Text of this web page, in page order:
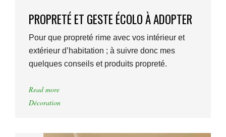
PROPRETÉ ET GESTE ÉCOLO À ADOPTER
Pour que propreté rime avec vos intérieur et
extérieur d’habitation ; à suivre donc mes
quelques conseils et produits propreté.
Read more
Décoration